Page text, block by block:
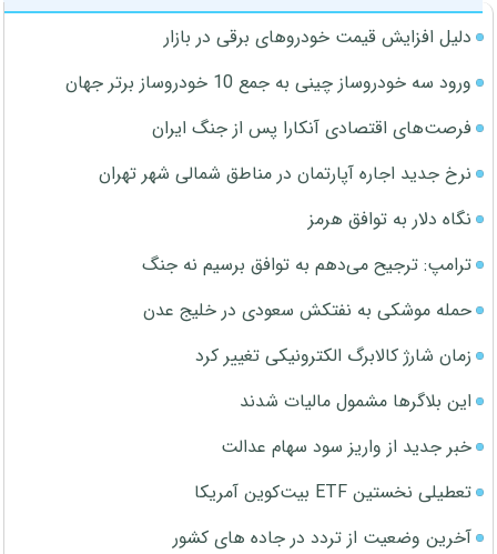
دلیل افزایش قیمت خودروهای برقی در بازار
ورود سه خودروساز چینی به جمع 10 خودروساز برتر جهان
فرصت‌های اقتصادی آنکارا پس از جنگ ایران
نرخ جدید اجاره آپارتمان در مناطق شمالی شهر تهران
نگاه دلار به توافق هرمز
ترامپ: ترجیح می‌دهم به توافق برسیم نه جنگ
حمله موشکی به نفتکش سعودی در خلیج عدن
زمان شارژ کالابرگ الکترونیکی تغییر کرد
این بلاگرها مشمول مالیات شدند
خبر جدید از واریز سود سهام عدالت
تعطیلی نخستین ETF بیت‌کوین آمریکا
آخرین وضعیت از تردد در جاده های کشور